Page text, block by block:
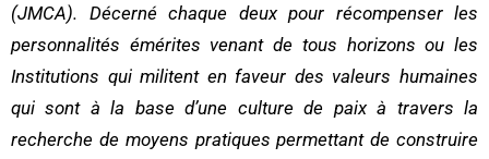
(JMCA). Décerné chaque deux pour récompenserles
personnalités émérites venantde tous horizons ou les
Institutions qui militent en faveur des valeurs humaines
qui sont à la base d’une culture de paix à travers la
recherche de moyens pratiques permettant de construire